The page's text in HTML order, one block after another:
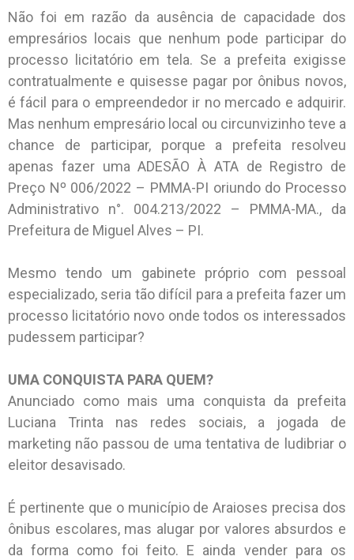
Não foi em razão da ausência de capacidade dos
empresários locais que nenhum pode participar do
processo licitatório em tela. Se a prefeita exigisse
contratualmente e quisesse pagar por ônibus novos,
é fácil para o empreendedor ir no mercado e adquirir.
Mas nenhum empresário local ou circunvizinho teve a
chance de participar, porque a prefeita resolveu
apenas fazer uma ADESÃO À ATA de Registro de
Preço Nº 006/2022 – PMMA-PI oriundo do Processo
Administrativo n°. 004.213/2022 – PMMA-MA., da
Prefeitura de Miguel Alves – PI.
Mesmo tendo um gabinete próprio com pessoal
especializado, seria tão difícil para a prefeita fazer um
processo licitatório novo onde todos os interessados
pudessem participar?
UMA CONQUISTA PARA QUEM?
Anunciado como mais uma conquista da prefeita
Luciana Trinta nas redes sociais, a jogada de
marketing não passou de uma tentativa de ludibriar o
eleitor desavisado.
É pertinente que o município de Araioses precisa dos
ônibus escolares, mas alugar por valores absurdos e
da forma como foi feito. E ainda vender para os